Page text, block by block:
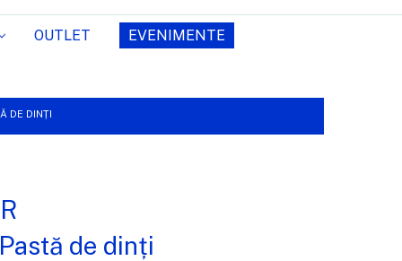
OUTLET EVENIMENTE
DE DINȚI
de dinți